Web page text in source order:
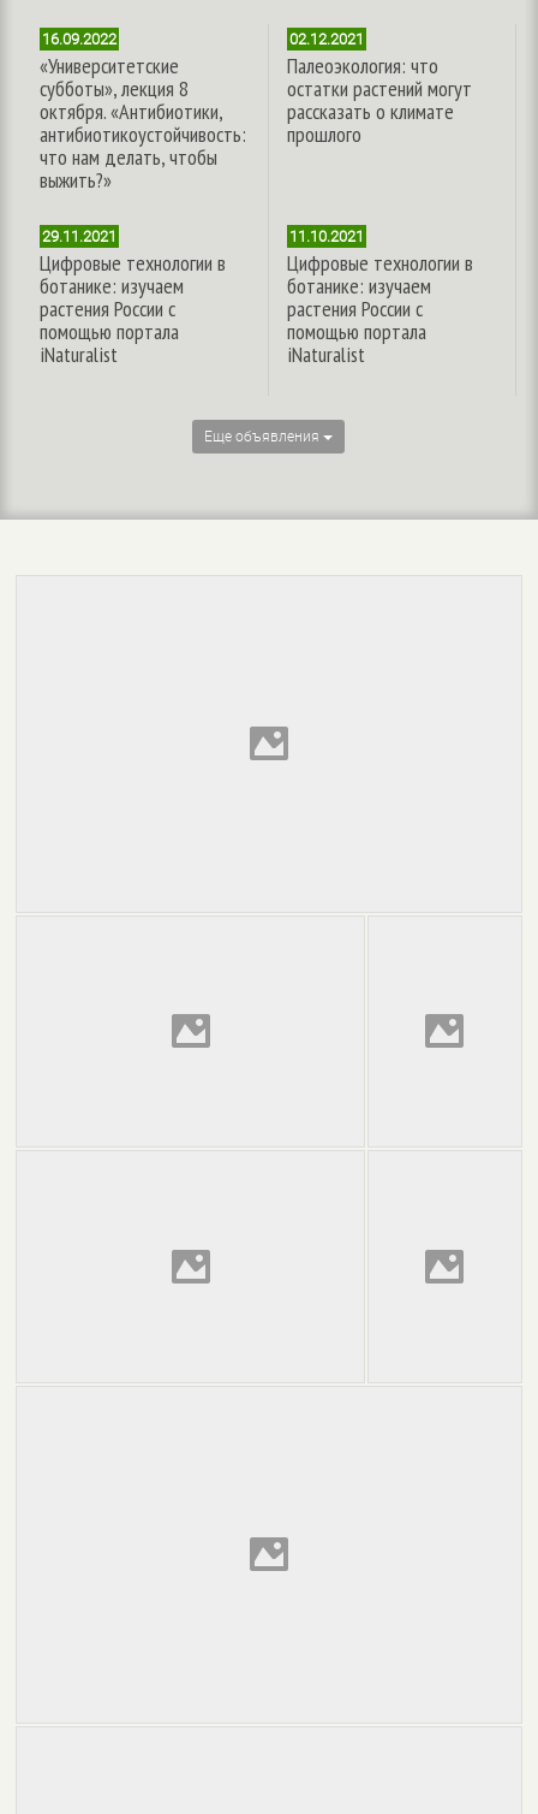
16.09.2022
«Университетские
субботы», лекция 8
октября. «Антибиотики,
антибиотикоустойчивость:
что нам делать, чтобы
выжить?»
02.12.2021
Палеоэкология: что
остатки растений могут
рассказать о климате
прошлого
29.11.2021
Цифровые технологии в
ботанике: изучаем
растения России с
помощью портала
iNaturalist
11.10.2021
Цифровые технологии в
ботанике: изучаем
растения России с
помощью портала
iNaturalist
Еще объявления